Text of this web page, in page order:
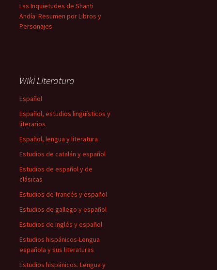
Las Inquietudes de Shanti
Andía: Resumen por Libros y
Personajes
Wiki Literatura
Español
Español, estudios lingüísticos y
literarios
Español, lengua y literatura
Estudios de catalán y español
Estudios de español y de
clásicas
Estudios de francés y español
Estudios de gallego y español
Estudios de inglés y español
Estudios hispánicos-Lengua
española y sus literaturas
Estudios hispánicos. Lengua y